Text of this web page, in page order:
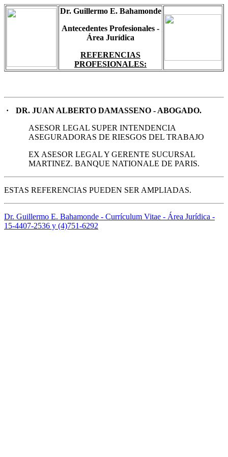
Dr. Guillermo E. Bahamonde
Antecedentes Profesionales -
Área Jurídica
REFERENCIAS
PROFESIONALES:
·
DR. JUAN ALBERTO DAMASSENO - ABOGADO.
ASESOR LEGAL SUPER INTENDENCIA
ASEGURADORAS DE RIESGOS DEL TRABAJO
EX ASESOR LEGAL Y GERENTE SUCURSAL
MARTINEZ. BANQUE NATIONALE DE PARIS.
ESTAS REFERENCIAS PUEDEN SER AMPLIADAS.
Dr. Guillermo E. Bahamonde - Currículum Vitae - Área Jurídica -
15-4407-2536 y (4)751-6292